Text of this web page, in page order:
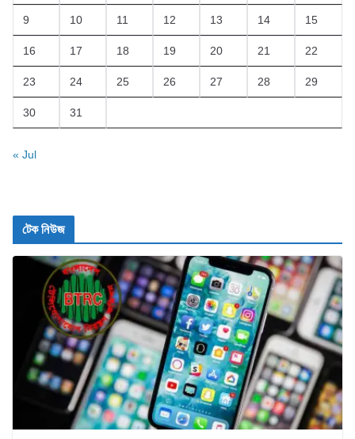
9 10 11 12 13 14 15
16 17 18 19 20 21 22
23 24 25 26 27 28 29
30 31
« Jul
টেক নিউজ